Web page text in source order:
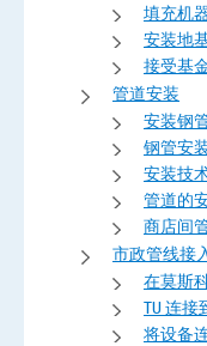
填充机
安装地
接受基
管道安装
安装钢
钢管安
安装技
管道的
商店间
市政管线接
在莫斯
TU 连接
将设备